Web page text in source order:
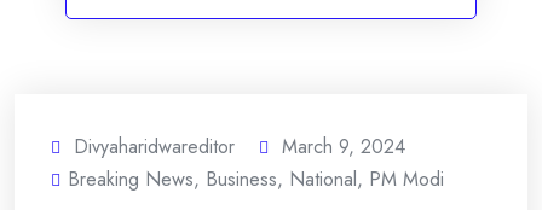
Divyaharidwareditor
March 9, 2024
Breaking News, Business, National, PM Modi